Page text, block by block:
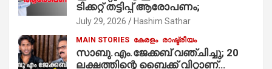
ടിക്കറ്റ് തട്ടിപ്പ് ആരോപണം;
July 29, 2026 Hashim Sathar
MAIN STORIES കേരളം രാഷ്ട്രീയം
സാബു.എം.ജേക്കബ് വഞ്ചിച്ചു; 20
ലക്ഷത്തിന്റെ ബൈക്ക് വിറ്റാണ്